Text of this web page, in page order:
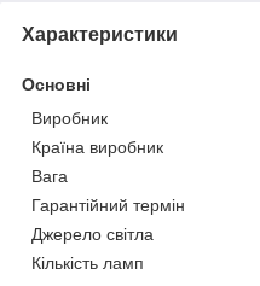
Характеристики
Основні
Виробник
Країна виробник
Вага
Гарантійний термін
Джерело світла
Кількість ламп